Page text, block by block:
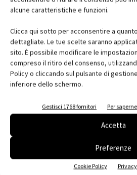
alcune caratteristiche e funzioni.
Clicca qui sotto per acconsentire a
dettagliate. Le tue scelte saranno
sito. È possibile modificare le
compreso il ritiro del consenso,
Policy o cliccando sul pulsante di
inferiore dello schermo.
Gestisci 1768 fornitori Per
Accetta
Preferenze
Cookie Policy
EDICOLA